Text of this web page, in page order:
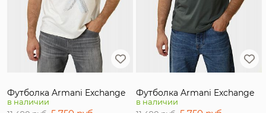
Футболка Armani Exchange
в наличии
Футболка Armani Exchange
в наличии